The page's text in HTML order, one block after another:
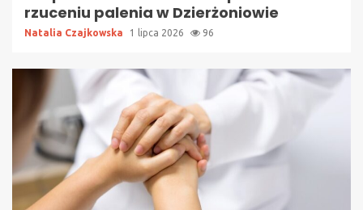
rzuceniu palenia w Dzierżoniowie
Natalia Czajkowska 1 lipca 2026 96